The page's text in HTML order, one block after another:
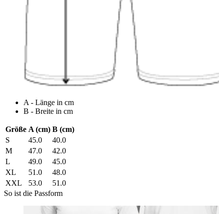
A - Länge in cm
B - Breite in cm
Größe A (cm) B (cm)
S
45.0
40.0
M
47.0
42.0
L
49.0
45.0
XL
51.0
48.0
XXL
53.0
51.0
So ist die Passform